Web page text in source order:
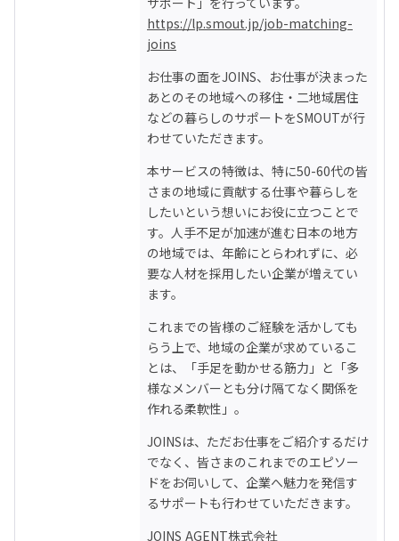
https://lp.smout.jp/job-matching-
joins
お仕事の面をJOINS、お仕事が決まった
あとのその地域への移住・二地域居住
などの暮らしのサポートをSMOUTが行
わせていただきます。
本サービスの特徴は、特に50-60代の皆
さまの地域に貢献する仕事や暮らしを
したいという想いにお役に立つことで
す。人手不足が加速が進む日本の地方
の地域では、年齢にとらわれずに、必
要な人材を採用したい企業が増えてい
ます。
これまでの皆様のご経験を活かしても
らう上で、地域の企業が求めているこ
とは、「手足を動かせる筋力」と「多
様なメンバーとも分け隔てなく関係を
作れる柔軟性」。
JOINSは、ただお仕事をご紹介するだけ
でなく、皆さまのこれまでのエピソー
ドをお伺いして、企業へ魅力を発信す
るサポートも行わせていただきます。